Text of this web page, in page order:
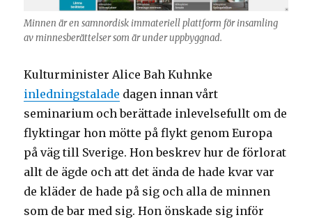
Minnen är en samnordisk immateriell plattform för insamling
av minnesberättelser som är under uppbyggnad.
Kulturminister Alice Bah Kuhnke
inledningstalade dagen innan vårt
seminarium och berättade inlevelsefullt om de
flyktingar hon mötte på flykt genom Europa
på väg till Sverige. Hon beskrev hur de förlorat
allt de ägde och att det ända de hade kvar var
de kläder de hade på sig och alla de minnen
som de bar med sig. Hon önskade sig inför